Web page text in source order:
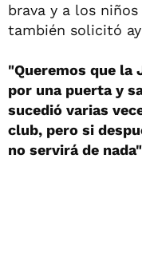
brava y a los
también solicitó
"Queremos que la
por una puerta y
sucedió varias
club, pero si
no servirá de nada"